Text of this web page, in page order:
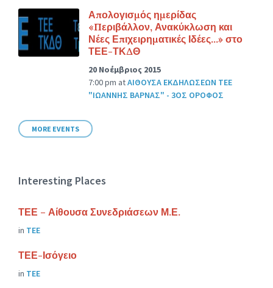
Απολογισμός ημερίδας
«Περιβάλλον, Ανακύκλωση και
Νέες Επιχειρηματικές Ιδέες…» στο
ΤΕΕ-ΤΚΔΘ
20 Νοέμβριος 2015
7:00 pm atΑΙΘΟΥΣΑ ΕΚΔΗΛΩΣΕΩΝ ΤΕΕ
"ΙΩΑΝΝΗΣ ΒΑΡΝΑΣ" - 3ΟΣ ΟΡΟΦΟΣ
MORE EVENTS
Interesting Places
ΤΕΕ – Αίθουσα Συνεδριάσεων Μ.Ε.
in ΤΕΕ
ΤΕΕ-Ισόγειο
in ΤΕΕ